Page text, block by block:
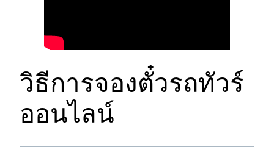
วิธีการจองตั๋วรถทัวร์
ออนไลน์